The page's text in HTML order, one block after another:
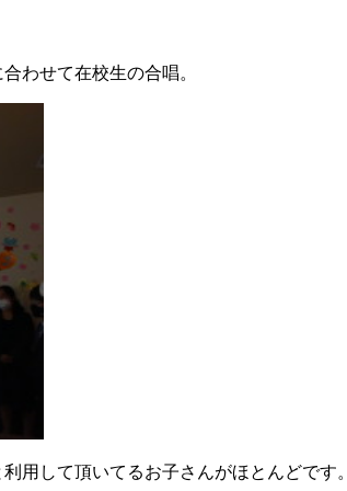
わせて在校生の合唱。
用して頂いてるお子さんがほとんどです。